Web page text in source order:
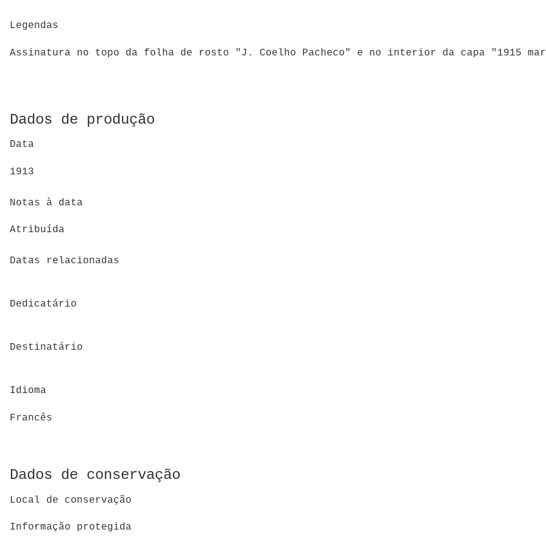
Legendas
Assinatura no topo da folha de rosto "J. Coelho Pacheco" e no interior da capa "1915
Dados de produção
Data
1913
Notas à data
Atribuída
Datas relacionadas
Dedicatário
Destinatário
Idioma
Francês
Dados de conservação
Local de conservação
Informação protegida